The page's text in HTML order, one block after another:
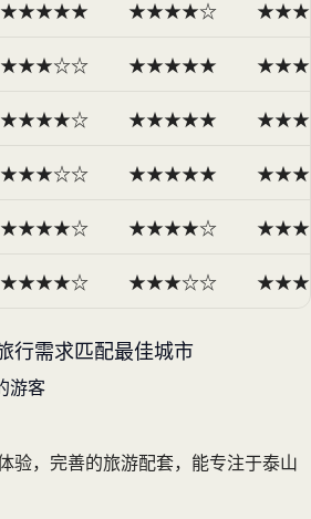
★★★★★ ★★★★☆
★★★☆☆ ★★★★★
★★★★☆ ★★★★★
★★★☆☆ ★★★★★
★★★★☆ ★★★★☆
★★★★☆ ★★★☆☆
行需求匹配最佳城市
游客
验，完善的旅游配套，能专注于泰山